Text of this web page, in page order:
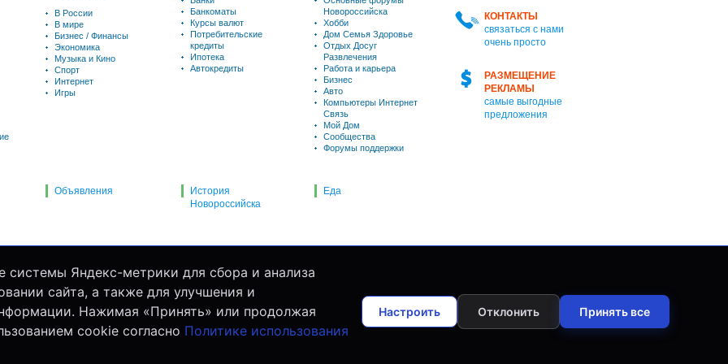
КОНТАКТЫ
связаться с нами
очень просто
РАЗМЕЩЕНИЕ
РЕКЛАМЫ
самые выгодные
предложения
В России
В мире
Бизнес / Финансы
Экономика
Музыка и Кино
Спорт
Интернет
Игры
Банкоматы
Курсы валют
Потребительские
кредиты
Ипотека
Автокредиты
Новороссийска
Хобби
Дом Семья Здоровье
Отдых Досуг
Развлечения
Работа и карьера
Бизнес
Авто
Компьютеры Интернет
Связь
Мой Дом
Сообщества
Форумы поддержки
Объявления
История
Новороссийска
Еда
Яндекс-метрики для сбора и анализа
сайта, а также для улучшения и
Нажимая «Принять» или продолжая
cookie согласно Политике использования
Настроить Отклонить Принять все